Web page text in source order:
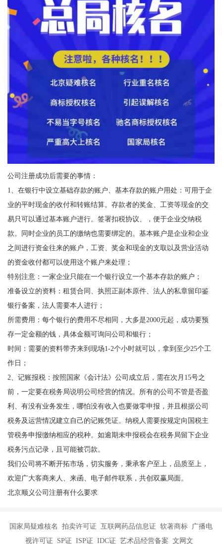
公司注册成功后需要的事情：
1、在银行中设立基础存款的账户、基本存款的账户用处：可用于企
业的平时现金的收付和转账结算。存款者的奖金、工资等现金的交
易只可以通过基本账户进行。签署扣税协议、，便于企业交纳税
款。同时企业的员工的缴纳也需要绑定的。基本账户是企业和企业
之间进行资金往来的账户，工资、奖金和现金的支取以及营业活动
的资金收付都可以使用这个账户来处理；
特别注意：一家企业只能在一个银行设立一个基本存款的账户；
准备设立的资料：租赁合同、执照正副本原件、法人的私章留印鉴
银行备案，法人需要本人进行；
所需费用：每个银行的费用不尽相同，大多是2000元起，成功要预
存一定金额的钱，具体金额可询问公司和银行；
时间：需要的资料带齐来到现场1-2个小时就可以，拿到至少25个工
作日；
2、记账报税：按照国家《会计法》公司成立后，需在次月15号之
前，一定要在税务局说明公司经营的情况。所有的公司不管是否盈
利、有没有业务发生，哪怕没有收入也要做零申报，并且根据公司
税务及运营情况建立自己的记账凭证。纳税人需要按规定向国税主
管税务申报缴纳相应的税种。如逾期未申报税会在税务局留下企业
税务污点记录，且可能被罚款。
我们公司将不断开拓市场，切实服务，秉承客户至上，品质至上，
欢迎广大客商来人、来函、电子邮件联系，共创双赢局面。
北京顺义公司注册有什么要求
国家局疑难核名 拍卖许可证 互联网药品信息证 软著商标 广播电
视许可证 SP证 ISP证 IDC证 艺术品经营备案 文网文